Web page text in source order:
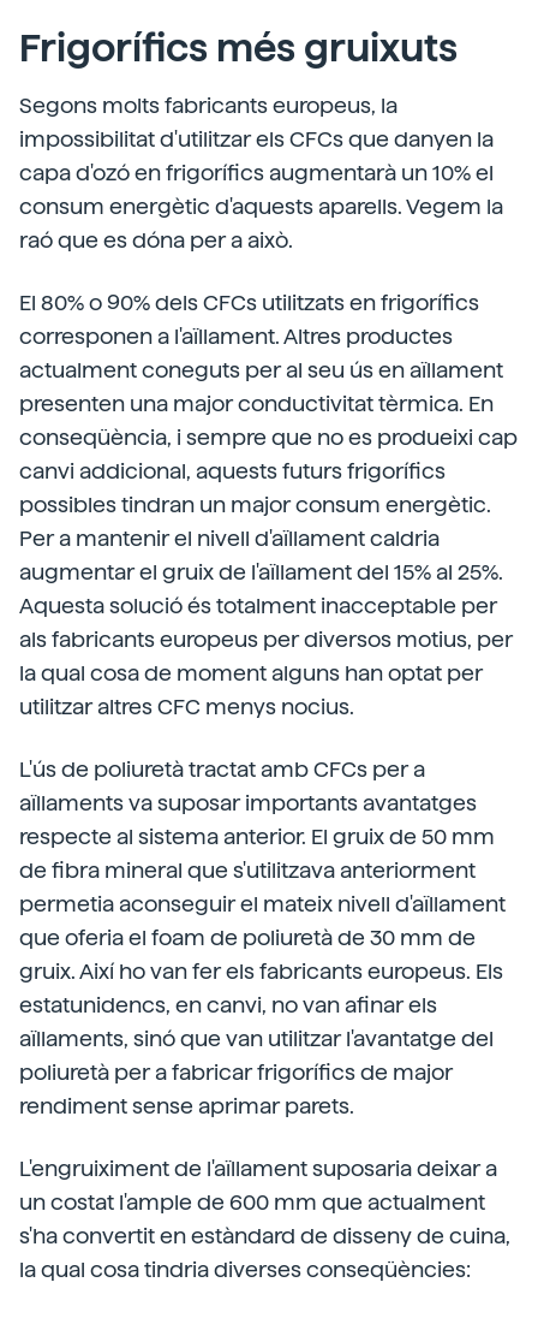
Frigorífics més gruixuts
Segons molts fabricants europeus, la
impossibilitat d'utilitzar els CFCs que danyen la
capa d'ozó en frigorífics augmentarà un 10% el
consum energètic d'aquests aparells. Vegem la
raó que es dóna per a això.
El 80% o 90% dels CFCs utilitzats en frigorífics
corresponen a l'aïllament. Altres productes
actualment coneguts per al seu ús en aïllament
presenten una major conductivitat tèrmica. En
conseqüència, i sempre que no es produeixi cap
canvi addicional, aquests futurs frigorífics
possibles tindran un major consum energètic.
Per a mantenir el nivell d'aïllament caldria
augmentar el gruix de l'aïllament del 15% al 25%.
Aquesta solució és totalment inacceptable per
als fabricants europeus per diversos motius, per
la qual cosa de moment alguns han optat per
utilitzar altres CFC menys nocius.
L'ús de poliuretà tractat amb CFCs per a
aïllaments va suposar importants avantatges
respecte al sistema anterior. El gruix de 50 mm
de fibra mineral que s'utilitzava anteriorment
permetia aconseguir el mateix nivell d'aïllament
que oferia el foam de poliuretà de 30 mm de
gruix. Així ho van fer els fabricants europeus. Els
estatunidencs, en canvi, no van afinar els
aïllaments, sinó que van utilitzar l'avantatge del
poliuretà per a fabricar frigorífics de major
rendiment sense aprimar parets.
L'engruiximent de l'aïllament suposaria deixar a
un costat l'ample de 600 mm que actualment
s'ha convertit en estàndard de disseny de cuina,
la qual cosa tindria diverses conseqüències: